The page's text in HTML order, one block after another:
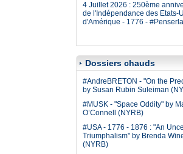
4 Juillet 2026 : 250ème
de l'Indépendance des Etats-
d'Amérique - 1776 -
Dossiers chauds
#AndreBRETON - "On the
by Susan Rubin Suleiman
#MUSK - "Space Oddity" by
O’Connell (NYRB)
#USA - 1776 - 1876 : "An
Triumphalism" by Brenda
(NYRB)